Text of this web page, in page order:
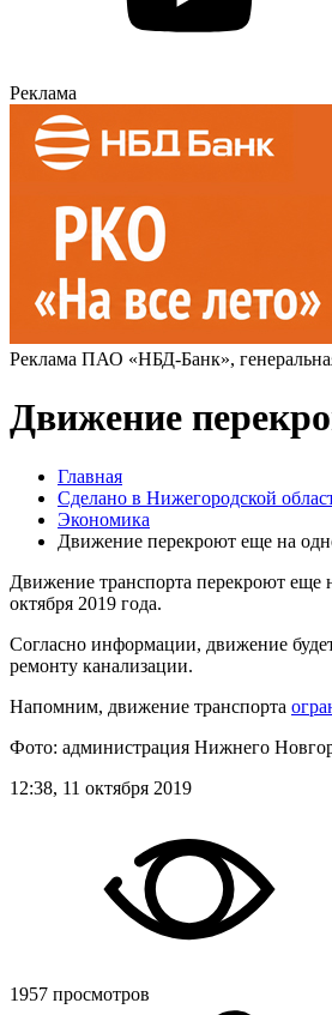
Реклама
Реклама ПАО «НБД-Банк»,
Движение
Главная
Сделано в Нижегородской
Экономика
Движение перекроют еще на
Движение транспорта перекроют еще
октября 2019 года.
Согласно информации, движение
ремонту канализации.
Напомним, движение транспорта
Фото: администрация Нижнего
12:38, 11 октября 2019
1957 просмотров